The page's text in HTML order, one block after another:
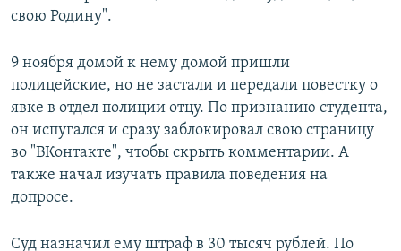
свою Родину".
9 ноября домой к нему домой пришли
полицейские, но не застали и передали повестку о
явке в отдел полиции отцу. По признанию студента,
он испугался и сразу заблокировал свою страницу
во "ВКонтакте", чтобы скрыть комментарии. А
также начал изучать правила поведения на
допросе.
Суд назначил ему штраф в 30 тысяч рублей. По